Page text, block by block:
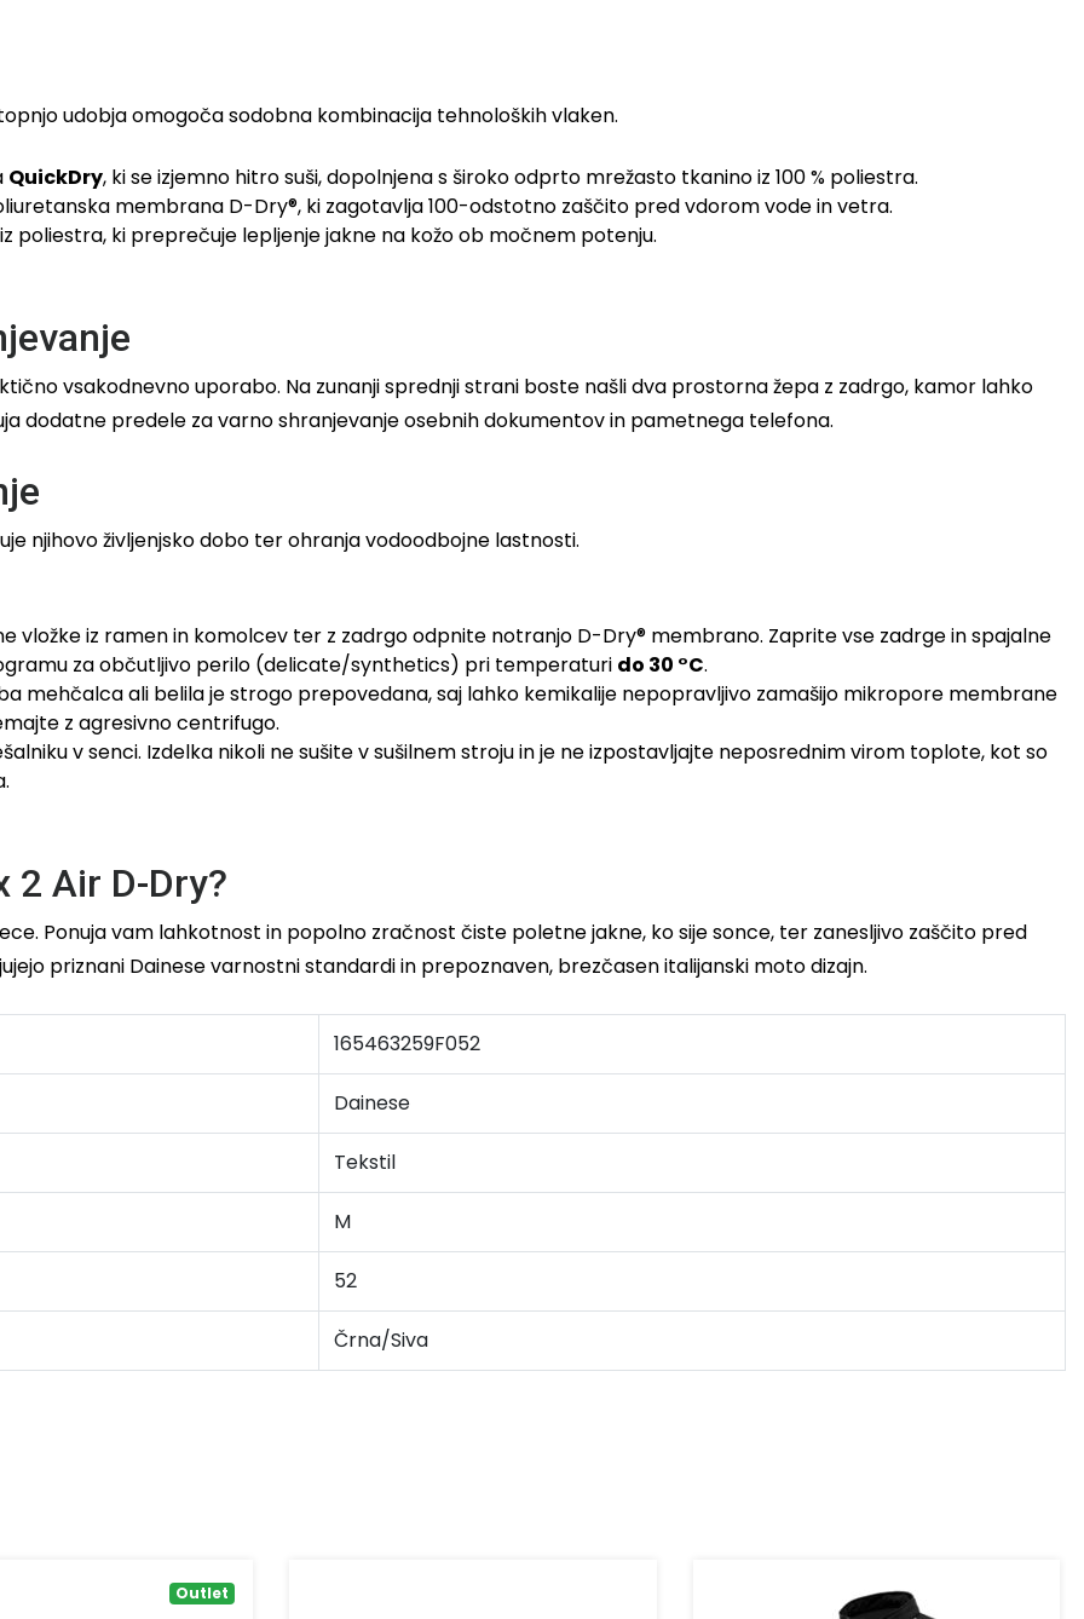
udobja omogoča sodobna kombinacija tehnoloških vlaken.
QuickDry, ki se izjemno hitro suši, dopolnjena s široko odprto mrežasto tkanino iz 100 % poliestra.
membrana D-Dry®, ki zagotavlja 100-odstotno zaščito pred vdorom vode in vetra.
poliestra, ki preprečuje lepljenje jakne na kožo ob močnem potenju.
vsakodnevno uporabo. Na zunanji sprednji strani boste našli dva prostorna žepa z zadrgo, kamor lahko
dodatne predele za varno shranjevanje osebnih dokumentov in pametnega telefona.
njihovo življenjsko dobo ter ohranja vodoodbojne lastnosti.
vložke iz ramen in komolcev ter z zadrgo odpnite notranjo D-Dry® membrano. Zaprite vse zadrge in spajalne
za občutljivo perilo (delicate/synthetics) pri temperaturi do 30 °C.
mehčalca ali belila je strogo prepovedana, saj lahko kemikalije nepopravljivo zamašijo mikropore membrane
z agresivno centrifugo.
v senci. Izdelka nikoli ne sušite v sušilnem stroju in je ne izpostavljajte neposrednim virom toplote, kot so
2 Air D-Dry?
Ponuja vam lahkotnost in popolno zračnost čiste poletne jakne, ko sije sonce, ter zanesljivo zaščito pred
priznani Dainese varnostni standardi in prepoznaven, brezčasen italijanski moto dizajn.
165463259F052
Dainese
Tekstil
M
52
Črna/Siva
Outlet